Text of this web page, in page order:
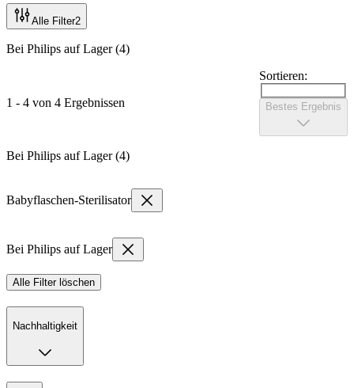
Alle Filter2
Bei Philips auf Lager (4)
1 - 4 von 4 Ergebnissen
Sortieren:
Bestes Ergebnis
Bei Philips auf Lager (4)
Babyflaschen-Sterilisator
Bei Philips auf Lager
Alle Filter löschen
Nachhaltigkeit